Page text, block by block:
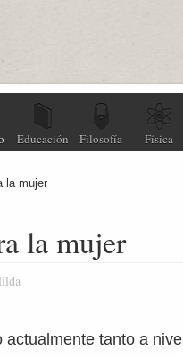
Educación Filosofía Física
la mujer
la mujer
actualmente tanto a nivel